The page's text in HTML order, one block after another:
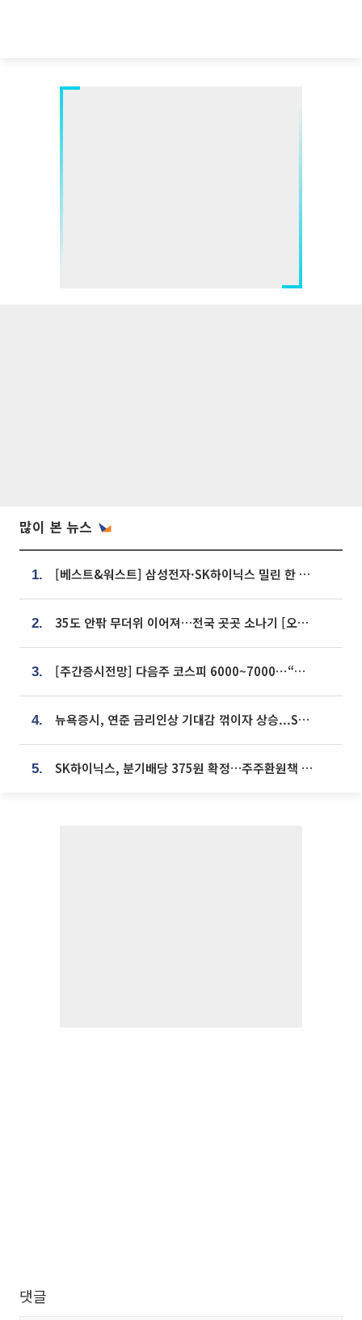
많이 본 뉴스
1. [베스트&워스트] 삼성전자·SK하이닉스 밀린 한 주…상상인증권은 85% 급등
2. 35도 안팎 무더위 이어져…전국 곳곳 소나기 [오늘 날씨]
3. [주간증시전망] 다음주 코스피 6000~7000⋯“外人 수급은 정책이 변수”
4. 뉴욕증시, 연준 금리인상 기대감 꺾이자 상승...S&P500 사상 최고치 [종합]
5. SK하이닉스, 분기배당 375원 확정…주주환원책 9월로 앞당겨 발표
댓글